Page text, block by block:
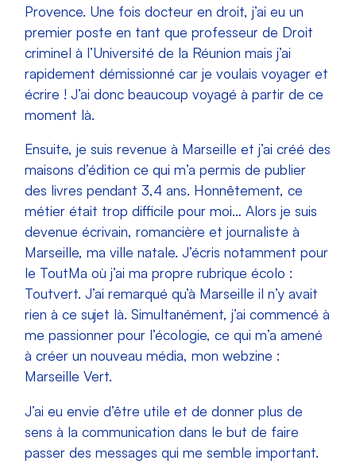
Provence. Une fois docteur en droit, j’ai eu un
premier poste en tant que professeur de Droit
criminel à l’Université de la Réunion mais j’ai
rapidement démissionné car je voulais voyager et
écrire ! J’ai donc beaucoup voyagé à partir de ce
moment là.
Ensuite, je suis revenue à Marseille et j’ai créé des
maisons d’édition ce qui m’a permis de publier
des livres pendant 3,4 ans. Honnêtement, ce
métier était trop difficile pour moi… Alors je suis
devenue écrivain, romancière et journaliste à
Marseille, ma ville natale. J’écris notamment pour
le ToutMa où j’ai ma propre rubrique écolo :
Toutvert.J’ai remarqué qu’à Marseille il n’y avait
rien à ce sujet là. Simultanément, j’ai commencé à
me passionner pour l’écologie, ce qui m’a amené
à créer un nouveau média, mon webzine :
Marseille Vert.
J’ai eu envie d’être utile et de donner plus de
sens à la communication dans le but de faire
passer des messages qui me semble important.